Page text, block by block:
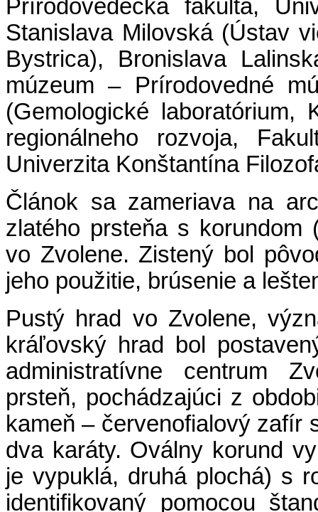
Prírodovedecká fakulta,
Stanislava Milovská (Ústav
Bystrica), Bronislava
múzeum – Prírodovedné
(Gemologické laboratórium,
regionálneho rozvoja,
Univerzita Konštantína
Článok sa zameriava na
zlatého prsteňa s korundom
vo Zvolene. Zistený bol
jeho použitie, brúsenie a
Pustý hrad vo Zvolene,
kráľovský hrad bol
administratívne centrum
prsteň, pochádzajúci z
kameň – červenofialový zafír
dva karáty. Oválny korund
je vypuklá, druhá plochá) s
identifikovaný pomocou